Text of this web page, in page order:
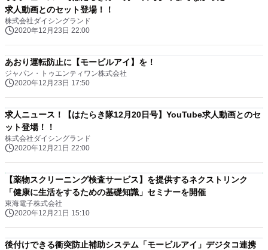
求人動画とのセット登場！！
株式会社ダイシングランド
2020年12月23日 22:00
あおり運転防止に【モービルアイ】を！
ジャパン・トゥエンティワン株式会社
2020年12月23日 17:50
求人ニュース！【はたらき隊12月20日号】YouTube求人動画とのセ
ット登場！！
株式会社ダイシングランド
2020年12月21日 22:00
【薬物スクリーニング検査サービス】を提供するネクストリンク
「健康に生活をするための基礎知識」セミナーを開催
東海電子株式会社
2020年12月21日 15:10
後付けできる衝突防止補助システム「モービルアイ」デジタコ連携